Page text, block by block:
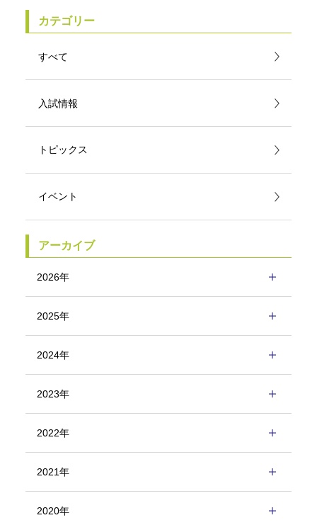
カテゴリー
すべて
入試情報
トピックス
イベント
アーカイブ
2026年
2025年
2024年
2023年
2022年
2021年
2020年